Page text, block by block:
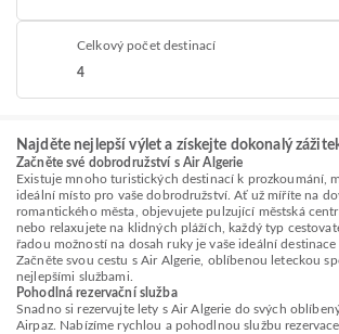
Celkový počet destinací
4
Najděte nejlepší výlet a získejte dokonalý
Začněte své dobrodružství s Air Algerie
Existuje mnoho turistických destinací k prozkoumání,
ideální místo pro vaše dobrodružství. Ať už míříte na
romantického města, objevujete pulzující městská
nebo relaxujete na klidných plážích, každý typ
řadou možností na dosah ruky je vaše ideální destinace
Začněte svou cestu s Air Algerie, oblíbenou leteckou
nejlepšími službami.
Pohodlná rezervační služba
Snadno si rezervujte lety s Air Algerie do svých
Airpaz. Nabízíme rychlou a pohodlnou službu